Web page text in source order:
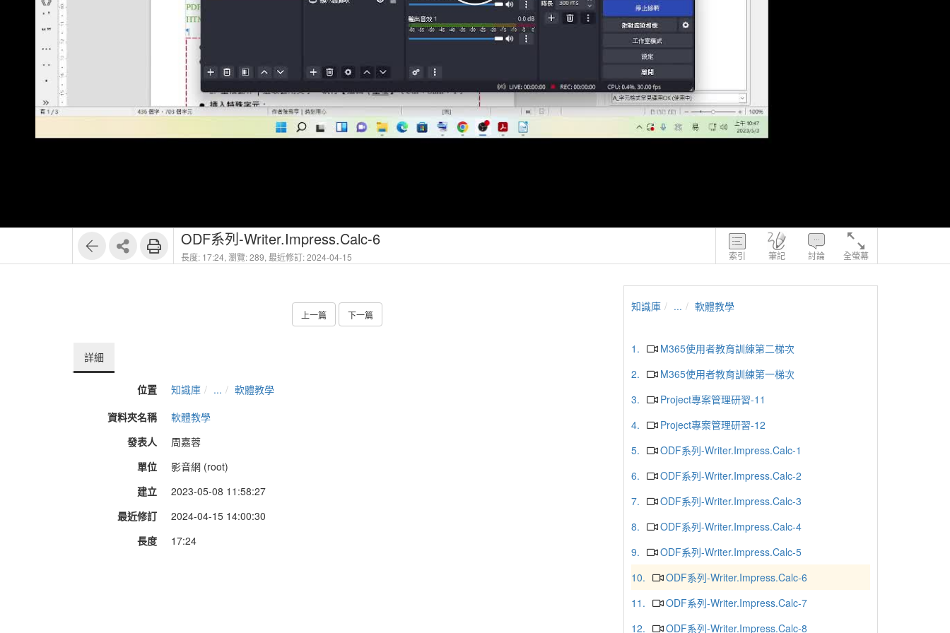
索引 筆記 討論 全螢幕
ODF系列-Writer.Impress.Calc-6
長度: 17:24, 瀏覽: 289, 最近修訂: 2024-04-15
上一篇 下一篇
詳細
位置 知識庫 ...
軟體教學
資料夾名稱
軟體教學
發表人
周嘉蓉
單位
影音網 (root)
建立
2023-05-08 11:58:27
最近修訂
2024-04-15 14:00:30
長度
17:24
知識庫 ... 軟體教學
1.
M365使用者教育訓練第二梯次
2.
M365使用者教育訓練第一梯次
3.
Project專案管理研習-11
4.
Project專案管理研習-12
5.
ODF系列-Writer.Impress.Calc-1
6.
ODF系列-Writer.Impress.Calc-2
7.
ODF系列-Writer.Impress.Calc-3
8.
ODF系列-Writer.Impress.Calc-4
9.
ODF系列-Writer.Impress.Calc-5
10.
ODF系列-Writer.Impress.Calc-6
11.
ODF系列-Writer.Impress.Calc-7
12.
ODF系列-Writer.Impress.Calc-8